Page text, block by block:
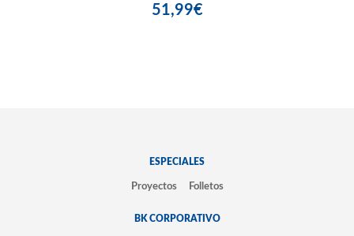
51,99€
ESPECIALES
Proyectos Folletos
BK CORPORATIVO